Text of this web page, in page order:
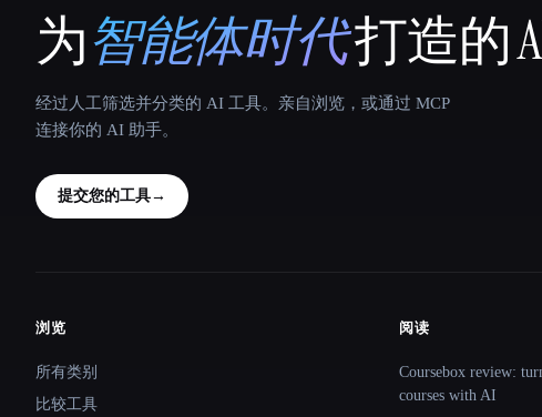
That AI Collection
为智能体时代打造的
经过人工筛选并分类的 AI 工具。亲自浏览，或通过 MCP
连接你的 AI 助手。
提交您的工具→
Site navigation
浏览
所有类别
比较工具
阅读
Coursebox review:
courses with AI